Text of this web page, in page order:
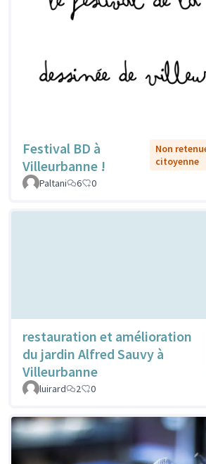
Festival BD à
Villeurbanne !
Non
citoyenne
Paltani
6 0
restauration et amélioration
du jardin Alfred Sauvy à
Villeurbanne
luirard 2 0